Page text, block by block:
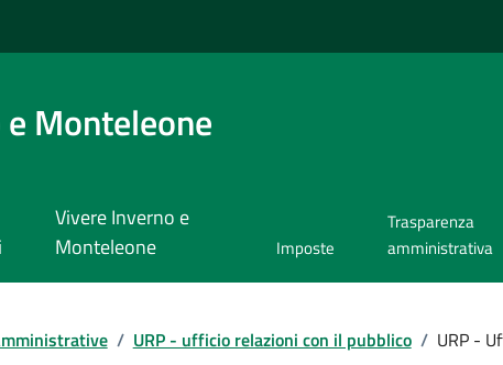
Monteleone
Vivere Inverno e
Monteleone
Imposte
Trasparenza
amministrativa
/ URP - ufficio relazioni con il pubblico / URP -